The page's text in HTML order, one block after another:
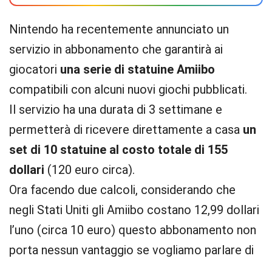
Nintendo ha recentemente annunciato un
servizio in abbonamento che garantirà ai
giocatori una serie di statuine Amiibo
compatibili con alcuni nuovi giochi pubblicati.
Il servizio ha una durata di 3 settimane e
permetterà di ricevere direttamente a casa un
set di 10 statuine al costo totale di 155
dollari (120 euro circa).
Ora facendo due calcoli, considerando che
negli Stati Uniti gli Amiibo costano 12,99 dollari
l’uno (circa 10 euro) questo abbonamento non
porta nessun vantaggio se vogliamo parlare di